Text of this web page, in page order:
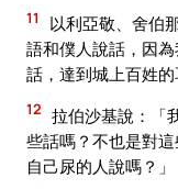
11
以利亞敬、舍伯
語和僕人說話，因
話，達到城上百姓的
12 拉伯沙基說：「
些話嗎？不也是對
自己尿的人說嗎？」